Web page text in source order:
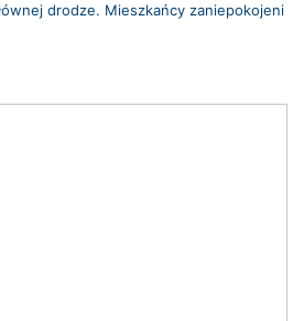
drodze. Mieszkańcy zaniepokojeni